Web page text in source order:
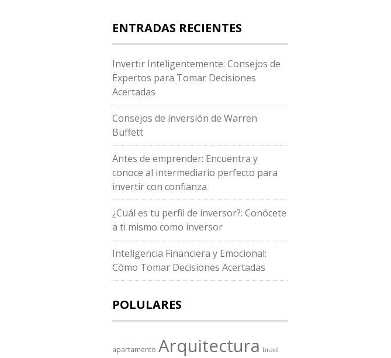
ENTRADAS RECIENTES
Invertir Inteligentemente: Consejos de
Expertos para Tomar Decisiones
Acertadas
Consejos de inversión de Warren
Buffett
Antes de emprender: Encuentra y
conoce al intermediario perfecto para
invertir con confianza
¿Cuál es tu perfil de inversor?: Conócete
a ti mismo como inversor
Inteligencia Financiera y Emocional:
Cómo Tomar Decisiones Acertadas
POLULARES
apartamento Arquitectura brasil